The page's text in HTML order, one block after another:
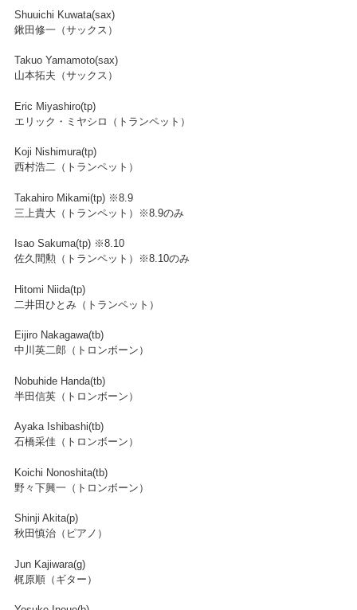
Shuuichi Kuwata(sax)
鍬田修一（サックス）
Takuo Yamamoto(sax)
山本拓夫（サックス）
Eric Miyashiro(tp)
エリック・ミヤシロ（トランペット）
Koji Nishimura(tp)
西村浩二（トランペット）
Takahiro Mikami(tp) ※8.9
三上貴大（トランペット）※8.9のみ
Isao Sakuma(tp) ※8.10
佐久間勲（トランペット）※8.10のみ
Hitomi Niida(tp)
二井田ひとみ（トランペット）
Eijiro Nakagawa(tb)
中川英二郎（トロンボーン）
Nobuhide Handa(tb)
半田信英（トロンボーン）
Ayaka Ishibashi(tb)
石橋采佳（トロンボーン）
Koichi Nonoshita(tb)
野々下興一（トロンボーン）
Shinji Akita(p)
秋田慎治（ピアノ）
Jun Kajiwara(g)
梶原順（ギター）